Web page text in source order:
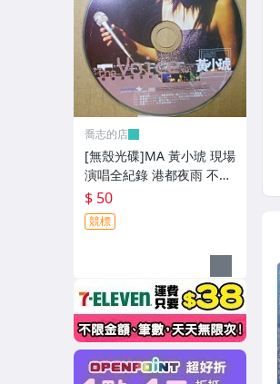
喬志的店
[無殼光碟]MA 黃小琥 現場
演唱全紀錄 港都夜雨 不只
是朋友 我要我們在一起
$ 50
競標